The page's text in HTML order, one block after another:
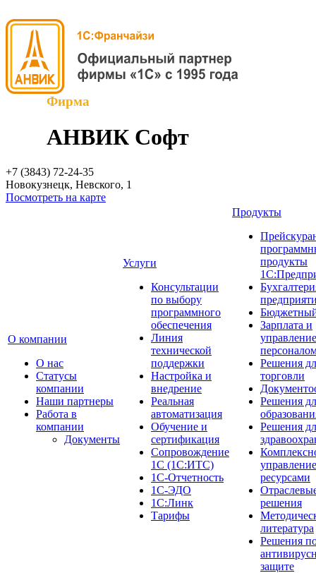
Фирма
АНВИК Софт
+7 (3843) 72-24-35
Новокузнецк, Невского, 1
Посмотреть на карте
О компании
О нас
Cтатусы
компании
Наши партнеры
Работа в
компании
Документы
Услуги
Консультации
по выбору
программного
обеспечения
Линия
технической
поддержки
Настройка и
внедрение
Реальная
автоматизация
Обучение и
сертификация
Сопровождение
1С (1С:ИТС)
1С-Отчетность
1С-ЭДО
1С:Линк
Тарифы
Продукты
продукты
Зарплата и
управление
Решения
торговли
Решения
Решения
управление
ресурсами
решения
литература
Решения
защите